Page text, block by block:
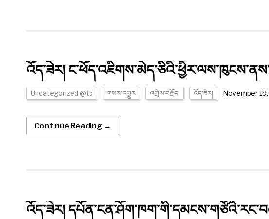
འོད་ཟེར།
Uncategorized @tb གསར་འགྱུར འགྲེལ་བརྗོད། འོད་ཟེར། November 19,
Continue Reading →
འོད་ཟེར།